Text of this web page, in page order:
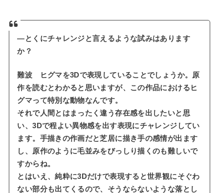
―とくにチャレンジと言えるような試みはあります
か？
難波 ヒグマを3Dで表現していることでしょうか。原
作を読むとわかると思いますが、この作品におけるヒ
グマって特別な動物なんです。
それで人間とはまったく違う存在感を出したいと思
い、3Dで程よい異物感を出す表現にチャレンジしてい
ます。手描きの作画だと芝居に描き手の感情が出ます
し、原作のように毛並みをびっしり描くのも難しいで
すからね。
とはいえ、純粋に3Dだけで表現すると世界観にそぐわ
ない部分も出てくるので、そうならないような落とし